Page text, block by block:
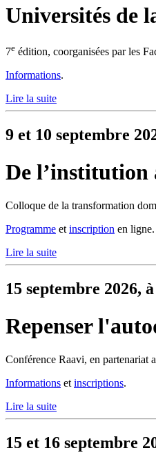
Universités de
7e édition, coorganisées par les
Informations.
Lire la suite
9 et 10 septembre
De l’institution
Colloque de la transformation
Programme et inscription en ligne.
Lire la suite
15 septembre 2026,
Repenser
Conférence Raavi, en partenariat
Informations et inscriptions.
Lire la suite
15 et 16 septembre